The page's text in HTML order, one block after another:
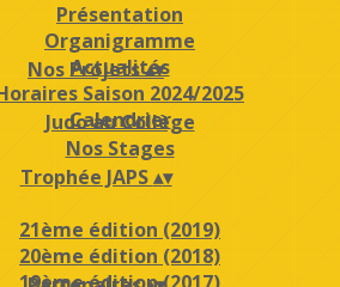
Présentation
Organigramme
Actualités
Saison 2024/2025
Calendrier
Nos Projets▴▾
Judo au Collège
Nos Stages
Trophée JAPS▴▾
21ème édition (2019)
20ème édition (2018)